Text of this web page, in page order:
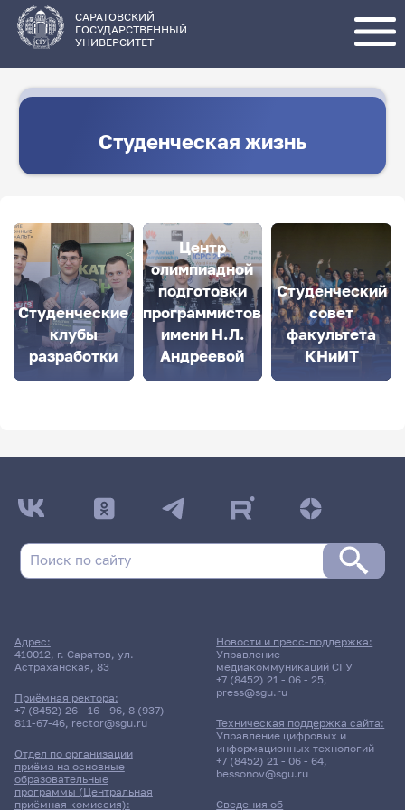
основному
содержанию
САРАТОВСКИЙ
ГОСУДАРСТВЕННЫЙ
УНИВЕРСИТЕТ
Студенческая жизнь
Студенческие
клубы
разработки
Центр
олимпиадной
подготовки
программистов
имени Н.Л.
Андреевой
Студенческий
совет
факультета
КНиИТ
Адрес:
410012, г. Саратов, ул.
Астраханская, 83
Приёмная ректора:
+7 (8452) 26 - 16 - 96, 8 (937)
811-67-46, rector@sgu.ru
Отдел по организации
приёма на основные
образовательные
программы (Центральная
приёмная комиссия):
Сведения об
Новости и пресс-поддержка:
Управление
медиакоммуникаций СГУ
+7 (8452) 21 - 06 - 25,
press@sgu.ru
Техническая поддержка сайта:
Управление цифровых и
информационных технологий
+7 (8452) 21 - 06 - 64,
bessonov@sgu.ru